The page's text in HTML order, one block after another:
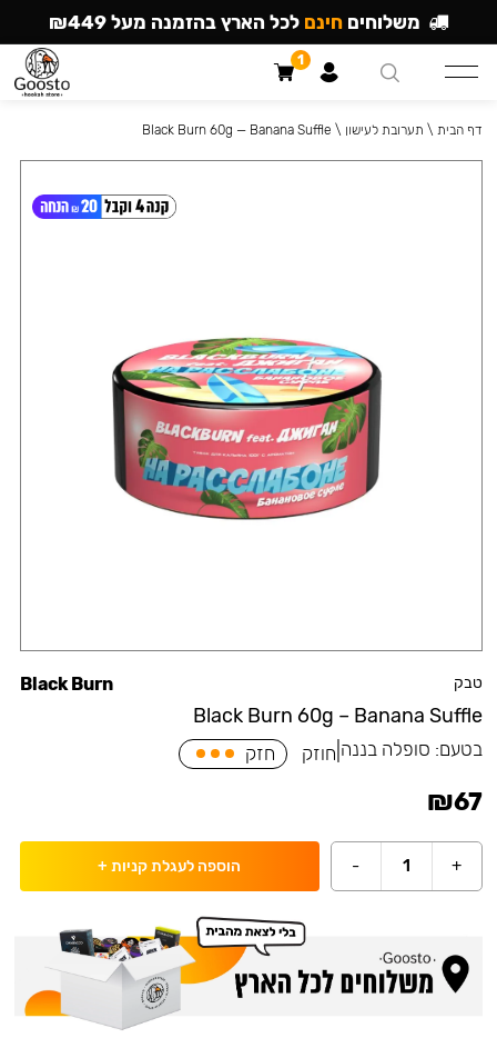
טבק
Black Burn 60g – Banana Suffle
Black Burn
בטעם: סופלה בננה חוזק חזק
₪67
+
1
- הוספה לעגלת קניות +
דף הבית \ תערובת לעישון \
Black Burn 60g — Banana Suffle
משלוחים חינם לכל הארץ בהזמנה מעל ₪449
1